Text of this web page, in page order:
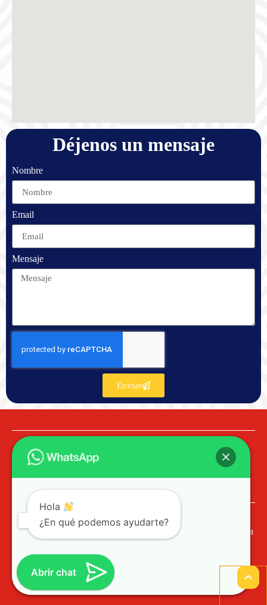
Déjenos un mensaje
Nombre
Email
Mensaje
Enviar
© 2023 PROCOL SST Profesionales de Colombia
Hola
¿En qué podemos ayudarte?
Abrir chat